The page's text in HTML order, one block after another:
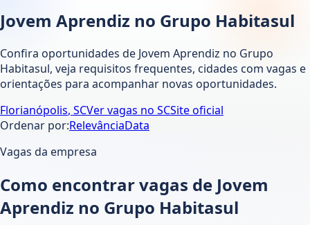
Jovem Aprendiz no Grupo Habitasul
Confira oportunidades de Jovem Aprendiz no Grupo
Habitasul, veja requisitos frequentes, cidades com vagas e
orientações para acompanhar novas oportunidades.
Florianópolis, SCVer vagas no SCSite oficial
Ordenar por:RelevânciaData
Vagas da empresa
Como encontrar vagas de Jovem
Aprendiz no Grupo Habitasul